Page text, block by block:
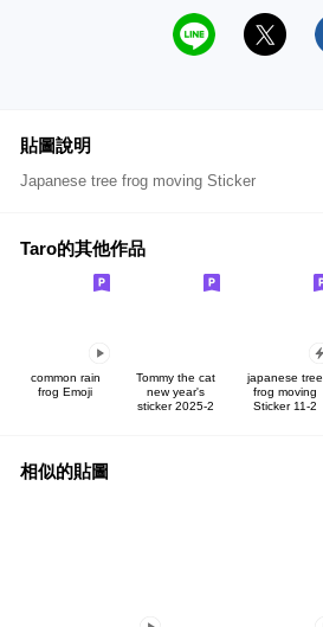
貼圖說明
Japanese tree frog moving Sticker
Taro的其他作品
common rain
frog Emoji
Tommy the cat
new year's
sticker 2025-2
japanese tree
frog moving
Sticker 11-2
相似的貼圖